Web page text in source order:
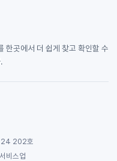
한곳에서 더 쉽게 찾고 확인할 수
24 202호
비스업